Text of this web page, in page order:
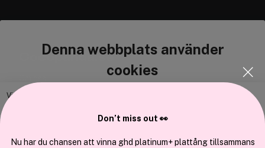
Denna webbplats använder
cookies
Vi använder enhetsidentifierare för att anpassa innehållet och
och annan information från din enhet till de sociala medier och annons-
Cocopanda.se
Don’t miss out 👀
Nu har du chansen att vinna ghd platinum+ plattång tillsammans